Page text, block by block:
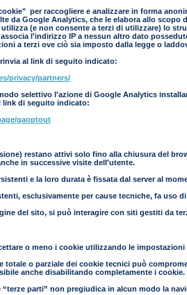
per raccogliere e analizzare in forma
da Google Analytics, che le elabora allo
(e non consente a terzi di utilizzare) lo
l'indirizzo IP a nessun altro dato
a terzi ove ciò sia imposto dalla legge o
al link di seguito indicato:
privacy/partners/
selettivo l'azione di Google Analytics
link di seguito indicato:
gaoptout
restano attivi solo fino alla chiusura del
in successive visite dell'utente.
e la loro durata è fissata dal server al
esclusivamente per cause tecniche, fa uso
del sito, si può interagire con siti gestiti da
o meno i cookie utilizzando le
totale o parziale dei cookie tecnici può
anche disabilitando completamente i cookie.
parti” non pregiudica in alcun modo la